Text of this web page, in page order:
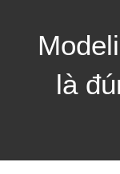
là